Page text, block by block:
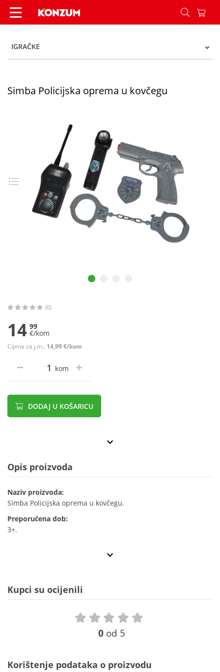
Simba Policijska oprema u kovčegu - Konzum
IGRAČKE
Simba Policijska oprema u kovčegu
(0)
14 99
€/kom
Cijena za j.m.: 14,99 €/kom
kom
DODAJ U KOŠARICU
Opis proizvoda
Naziv proizvoda:
Simba Policijska oprema u kovčegu.
Preporučena dob:
3+.
Kupci su ocijenili
0 od 5
Korištenje podataka o proizvodu